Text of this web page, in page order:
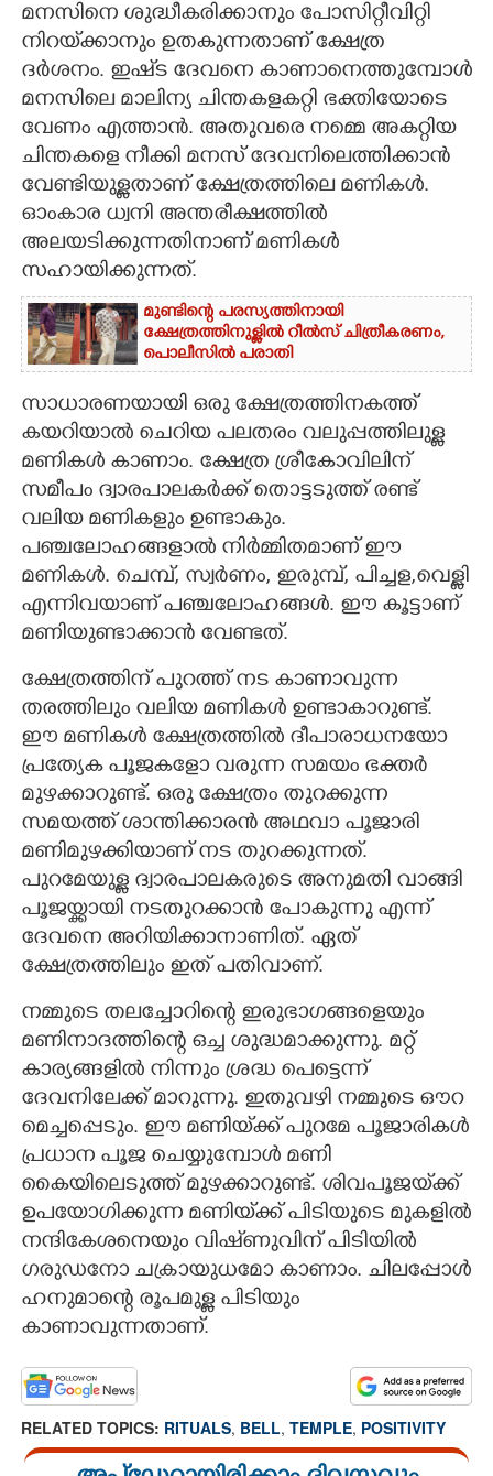
CARTOONS
LITERATURE
ZOOM
CONTACT US
മനസിനെ ശുദ്ധീകരിക്കാനും പോസിറ്റീവിറ്റി
നിറയ്‌ക്കാനും ഉതകുന്നതാണ് ക്ഷേത്ര
ദർശനം. ഇഷ്‌ട ദേവനെ കാണാനെത്തുമ്പോൾ
മനസിലെ മാലിന്യ ചിന്തകളകറ്റി ഭക്തിയോടെ
വേണം എത്താൻ. അതുവരെ നമ്മെ അകറ്റിയ
ചിന്തകളെ നീക്കി മനസ് ദേവനിലെത്തിക്കാൻ
വേണ്ടിയുള്ളതാണ് ക്ഷേത്രത്തിലെ മണികൾ.
ഓംകാര ധ്വനി അന്തരീക്ഷത്തിൽ
അലയടിക്കുന്നതിനാണ് മണികൾ
സഹായിക്കുന്നത്.
മുണ്ടിന്റെ പരസ്യത്തിനായി
ക്ഷേത്രത്തിനുള്ളിൽ റീൽസ് ചിത്രീകരണം,
പൊലീസിൽ പരാതി
സാധാരണയായി ഒരു ക്ഷേത്രത്തിനകത്ത്
കയറിയാൽ ചെറിയ പലതരം വലുപ്പത്തിലുള്ള
മണികൾ കാണാം. ക്ഷേത്ര ശ്രീകോവിലിന്
സമീപം ദ്വാരപാലകർക്ക് തൊട്ടടുത്ത് രണ്ട്
വലിയ മണികളും ഉണ്ടാകും.
പഞ്ചലോഹങ്ങളാൽ നിർമ്മിതമാണ് ഈ
മണികൾ. ചെമ്പ്, സ്വർണം, ഇരുമ്പ്, പിച്ചള,വെള്ളി
എന്നിവയാണ് പഞ്ചലോഹങ്ങൾ. ഈ കൂട്ടാണ്
മണിയുണ്ടാക്കാൻ വേണ്ടത്.
ക്ഷേത്രത്തിന് പുറത്ത് നട കാണാവുന്ന
തരത്തിലും വലിയ മണികൾ ഉണ്ടാകാറുണ്ട്.
ഈ മണികൾ ക്ഷേത്രത്തിൽ ദീപാരാധനയോ
പ്രത്യേക പൂജകളോ വരുന്ന സമയം ഭക്തർ‌
മുഴക്കാറുണ്ട്. ഒരു ക്ഷേത്രം തുറക്കുന്ന
സമയത്ത് ശാന്തിക്കാരൻ അഥവാ പൂജാരി
മണിമുഴക്കിയാണ് നട തുറക്കുന്നത്.
പുറമേയുള്ള ദ്വാരപാലകരുടെ അനുമതി വാങ്ങി
പൂജയ്ക്കായി നടതുറക്കാൻ പോകുന്നു എന്ന്
ദേവനെ അറിയിക്കാനാണിത്. ഏത്
ക്ഷേത്രത്തിലും ഇത് പതിവാണ്.
നമ്മുടെ തലച്ചോറിന്റെ ഇരുഭാഗങ്ങളെയും
മണിനാദത്തിന്റെ ഒച്ച ശുദ്ധമാക്കുന്നു. മറ്റ്
കാര്യങ്ങളിൽ നിന്നും ശ്രദ്ധ പെട്ടെന്ന്
ദേവനിലേക്ക് മാറുന്നു. ഇതുവഴി നമ്മുടെ ഔറ
മെച്ചപ്പെടും. ഈ മണിയ്‌ക്ക് പുറമേ പൂജാരികൾ
പ്രധാന പൂജ ചെയ്യുമ്പോൾ മണി
കൈയിലെടുത്ത് മുഴക്കാറുണ്ട്. ശിവപൂജയ്‌ക്ക്
ഉപയോഗിക്കുന്ന മണിയ്‌ക്ക് പിടിയുടെ മുകളിൽ
നന്ദികേശനെയും വിഷ്‌ണുവിന് പിടിയിൽ
ഗരുഡനോ ചക്രായുധമോ കാണാം. ചിലപ്പോൾ
ഹനുമാന്റെ രൂപമുള്ള പിടിയും
കാണാവുന്നതാണ്.
RELATED TOPICS: RITUALS, BELL, TEMPLE, POSITIVITY